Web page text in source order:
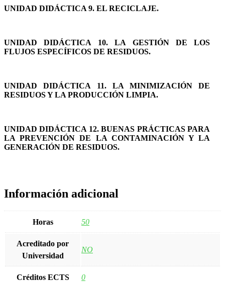
UNIDAD DIDÁCTICA 9. EL RECICLAJE.
UNIDAD DIDÁCTICA 10. LA GESTIÓN DE LOS
FLUJOS ESPECÍFICOS DE RESIDUOS.
UNIDAD DIDÁCTICA 11. LA MINIMIZACIÓN DE
RESIDUOS Y LA PRODUCCIÓN LIMPIA.
UNIDAD DIDÁCTICA 12. BUENAS PRÁCTICAS PARA
LA PREVENCIÓN DE LA CONTAMINACIÓN Y LA
GENERACIÓN DE RESIDUOS.
Información adicional
Horas 50
Acreditado por
Universidad
NO
Créditos ECTS 0